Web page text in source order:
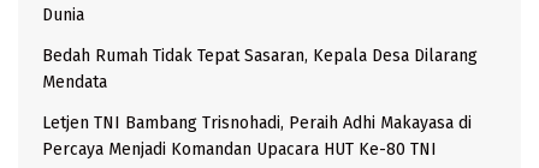
Dunia
Bedah Rumah Tidak Tepat Sasaran, Kepala Desa Dilarang
Mendata
Letjen TNI Bambang Trisnohadi, Peraih Adhi Makayasa di
Percaya Menjadi Komandan Upacara HUT Ke-80 TNI